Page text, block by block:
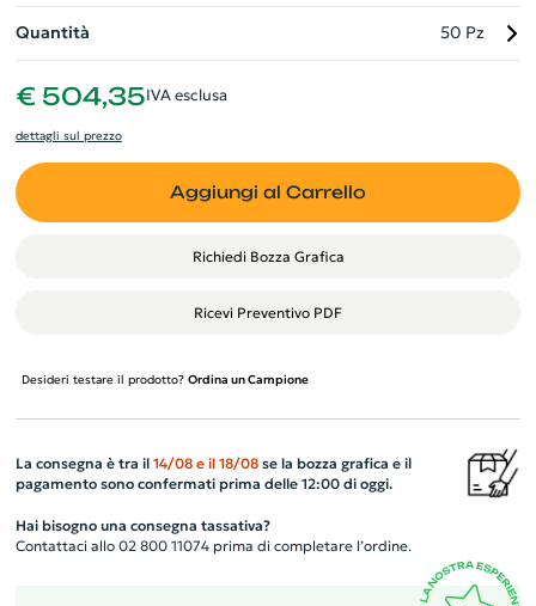
Quantità 50 Pz
€ 504,35IVA esclusa
dettagli sul prezzo
Aggiungi al Carrello
Richiedi Bozza Grafica
Ricevi Preventivo PDF
Desideri testare il prodotto? Ordina un Campione
La consegna è tra il 14/08 e il 18/08se la bozza grafica e il
pagamento sono confermati prima delle 12:00 di oggi.
Hai bisogno una consegna tassativa?
Contattaci allo 02 800 11074 prima di completare l’ordine.